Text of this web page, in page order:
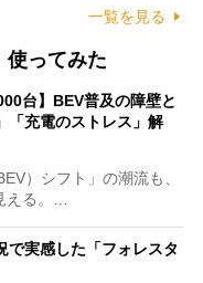
一覧を見る
使ってみた
台】BEV普及の障壁と
「充電のストレス」解
）シフト」の潮流も、
える。…
で実感した「フォレスタ